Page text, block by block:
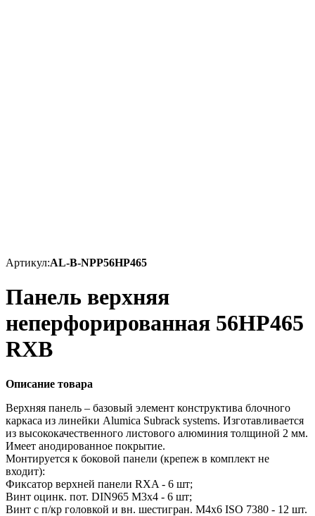
Артикул:AL-B-NPP56HP465
Панель верхняя
неперфорированная 56HP465
RXB
Описание товара
Верхняя панель – базовый элемент конструктива блочного
каркаса из линейки Alumica Subrack systems. Изготавливается
из высококачественного листового алюминия толщиной 2 мм.
Имеет анодированное покрытие.
Монтируется к боковой панели (крепеж в комплект не
входит):
Фиксатор верхней панели RXA - 6 шт;
Винт оцинк. пот. DIN965 М3х4 - 6 шт;
Винт с п/кр головкой и вн. шестигран. М4x6 ISO 7380 - 12 шт.